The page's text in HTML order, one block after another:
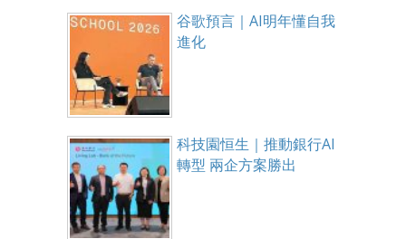
谷歌預言｜AI明年懂自我
進化
科技園恒生｜推動銀行AI
轉型 兩企方案勝出